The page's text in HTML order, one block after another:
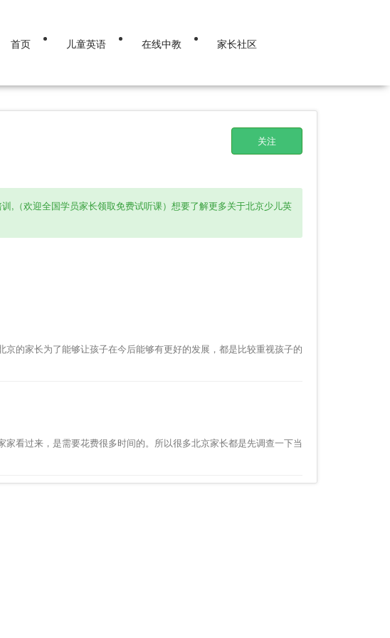
首页 儿童英语 在线中教 家长社区
关注
,（欢迎全国学员家长领取免费试听课）想要了解更多关于北京少儿英
的家长为了能够让孩子在今后能够有更好的发展，都是比较重视孩子的
看过来，是需要花费很多时间的。所以很多北京家长都是先调查一下当